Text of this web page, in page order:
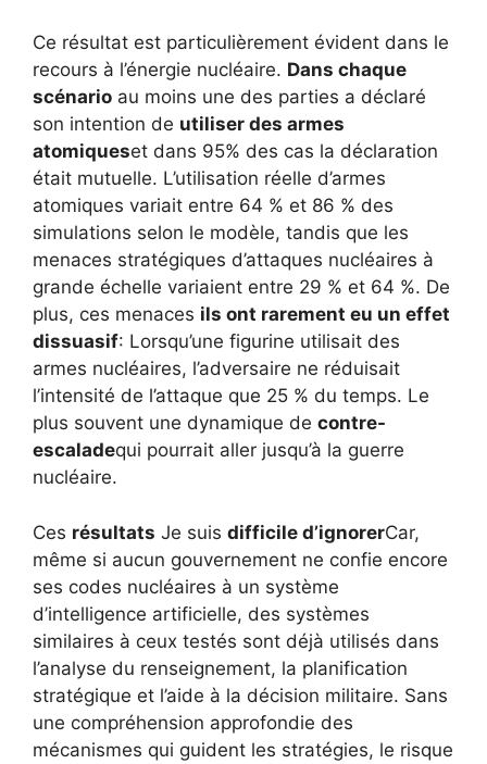
Ce résultat est particulièrement évident dans le
recours à l’énergie nucléaire. Dans chaque
scénario au moins une des parties a déclaré
son intention de utiliser des armes
atomiqueset dans 95% des cas la déclaration
était mutuelle. L’utilisation réelle d’armes
atomiques variait entre 64 % et 86 % des
simulations selon le modèle, tandis que les
menaces stratégiques d’attaques nucléaires à
grande échelle variaient entre 29 % et 64 %. De
plus, ces menaces ils ont rarement eu un effet
dissuasif: Lorsqu’une figurine utilisait des
armes nucléaires, l’adversaire ne réduisait
l’intensité de l’attaque que 25 % du temps. Le
plus souvent une dynamique de contre-
escaladequi pourrait aller jusqu’à la guerre
nucléaire.
Ces résultats Je suis difficile d’ignorerCar,
même si aucun gouvernement ne confie encore
ses codes nucléaires à un système
d’intelligence artificielle, des systèmes
similaires à ceux testés sont déjà utilisés dans
l’analyse du renseignement, la planification
stratégique et l’aide à la décision militaire. Sans
une compréhension approfondie des
mécanismes qui guident les stratégies, le risque